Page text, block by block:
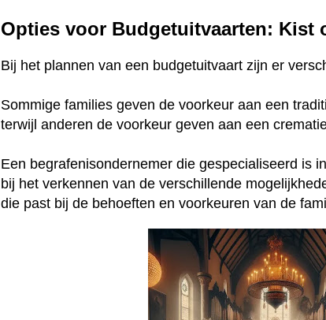
Opties voor Budgetuitvaarten: Kist
Bij het plannen van een budgetuitvaart zijn er
Sommige families geven de voorkeur aan een
terwijl anderen de voorkeur geven aan een
Een begrafenisondernemer die gespecialiseerd is
bij het verkennen van de verschillende
die past bij de behoeften en voorkeuren van de